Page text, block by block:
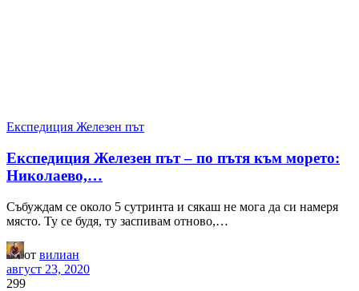
Експедиция Железен път
Експедиция Железен път – по пътя към морето:
Николаево,…
Събуждам се около 5 сутринта и сякаш не мога да си намеря
място. Ту се будя, ту заспивам отново,…
от вилиан
август 23, 2020
299